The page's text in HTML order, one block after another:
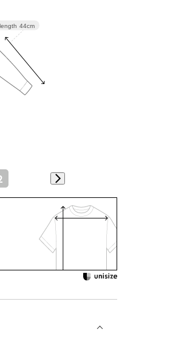
44cm